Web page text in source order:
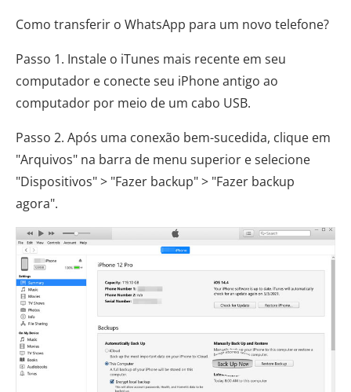
Como transferir o WhatsApp para um novo telefone?
Passo 1. Instale o iTunes mais recente em seu
computador e conecte seu iPhone antigo ao
computador por meio de um cabo USB.
Passo 2. Após uma conexão bem-sucedida, clique em
"Arquivos" na barra de menu superior e selecione
"Dispositivos" > "Fazer backup" > "Fazer backup
agora".